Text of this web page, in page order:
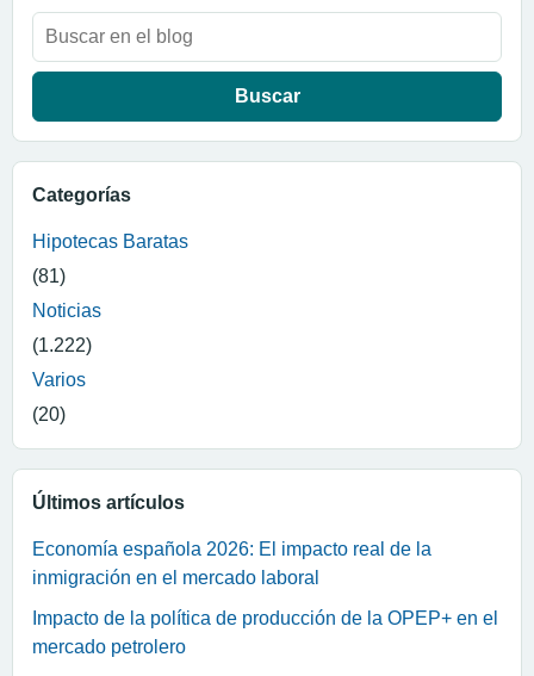
Buscar:
Categorías
Hipotecas Baratas
(81)
Noticias
(1.222)
Varios
(20)
Últimos artículos
Economía española 2026: El impacto real de la
inmigración en el mercado laboral
Impacto de la política de producción de la OPEP+ en el
mercado petrolero